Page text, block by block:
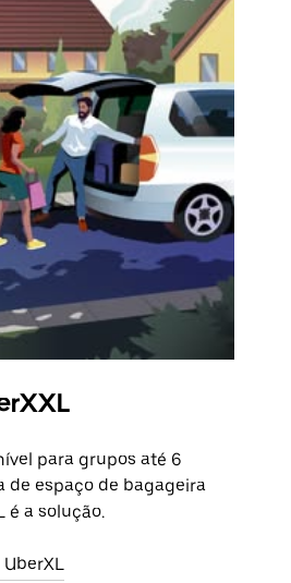
para grupos até 6
de espaço de bagageira
é a solução.